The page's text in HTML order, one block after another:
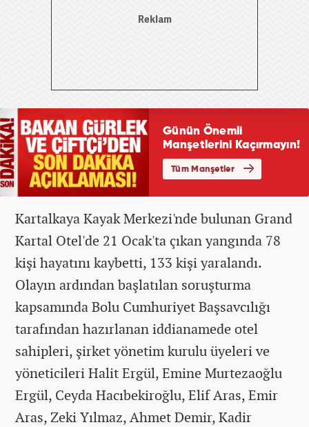
Kartalkaya Kayak Merkezi'nde bulunan Grand
Kartal Otel'de 21 Ocak'ta çıkan yangında 78
kişi hayatını kaybetti, 133 kişi yaralandı.
Olayın ardından başlatılan soruşturma
kapsamında Bolu Cumhuriyet Başsavcılığı
tarafından hazırlanan iddianamede otel
sahipleri, şirket yönetim kurulu üyeleri ve
yöneticileri Halit Ergül, Emine Murtezaoğlu
Ergül, Ceyda Hacıbekiroğlu, Elif Aras, Emir
Aras, Zeki Yılmaz, Ahmet Demir, Kadir